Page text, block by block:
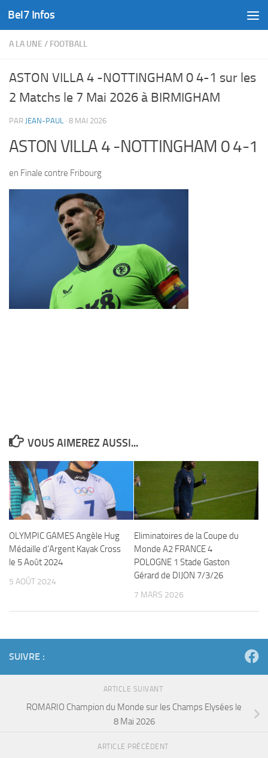
Skip to content
Bel7 Infos
A LA UNE / FOOTBALL
ASTON VILLA 4 -NOTTINGHAM 0 4-1 sur les
2 Matchs le 7 Mai 2026 à BIRMIGHAM
PAR JEAN-PAUL · 8 MAI 2026
ASTON VILLA 4 -NOTTINGHAM 0 4-1
en Finale contre Fribourg
VOUS AIMEREZ AUSSI...
OLYMPIC GAMES Angèle Hug
Médaille d’Argent Kayak Cross
le 5 Août 2024
5 AOÛT 2024
Eliminatoires de la Coupe du
Monde A2 FRANCE 4
POLOGNE 1 Stade Gaston
Gérard de DIJON 7/3/26
7 MARS 2026
SUIVRE :
ARTICLE SUIVANT
ROMARIO Champion du Monde sur les Champs Elysées le
8 Mai 2026
ARTICLE PRÉCÉDENT